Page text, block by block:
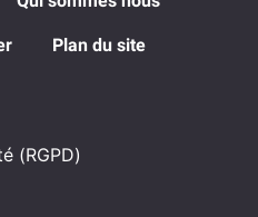
Plan du site
(RGPD)